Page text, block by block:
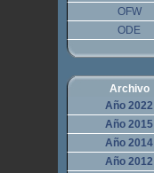
OFW
ODE
Archivo
Año 2022
Año 2015
Año 2014
Año 2012